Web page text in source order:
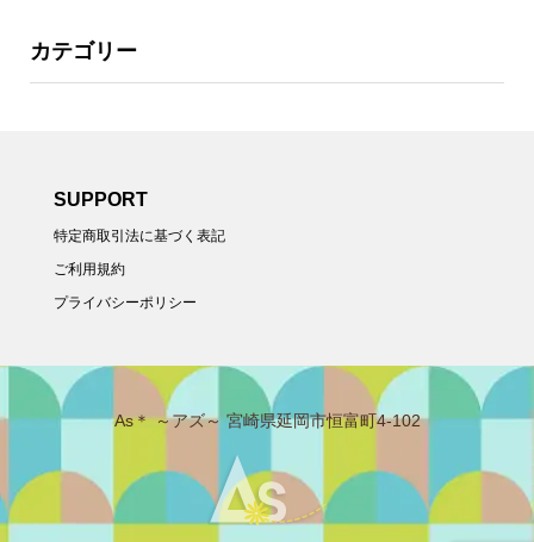
カテゴリー
SUPPORT
特定商取引法に基づく表記
ご利用規約
プライバシーポリシー
As＊ ～アズ～ 宮崎県延岡市恒富町4-102